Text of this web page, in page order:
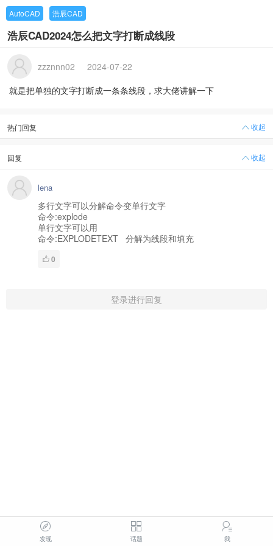
AutoCAD 浩辰CAD
浩辰CAD2024怎么把文字打断成线段
zzznnn02
2024-07-22
就是把单独的文字打断成一条条线段，求大佬讲解一下
热门回复 收起
回复 收起
lena
多行文字可以分解命令变单行文字
命令:explode
单行文字可以用
命令:EXPLODETEXT 分解为线段和填充
0
登录进行回复
发现 话题 我